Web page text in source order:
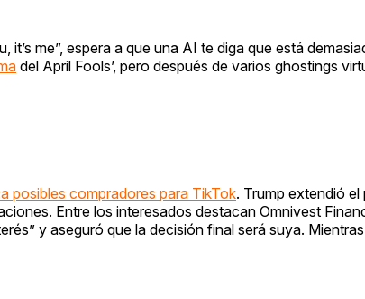
it’s me”, espera a que una AI te diga que está
del April Fools’, pero después de varios ghostings
posibles compradores para TikTok. Trump extendió
Entre los interesados destacan Omnivest
y aseguró que la decisión final será suya.